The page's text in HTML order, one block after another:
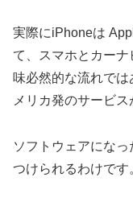
実際にiPhoneは
て、スマホとカー
味必然的な流れで
メリカ発のサービ
ソフトウェアにな
つけられるわけです